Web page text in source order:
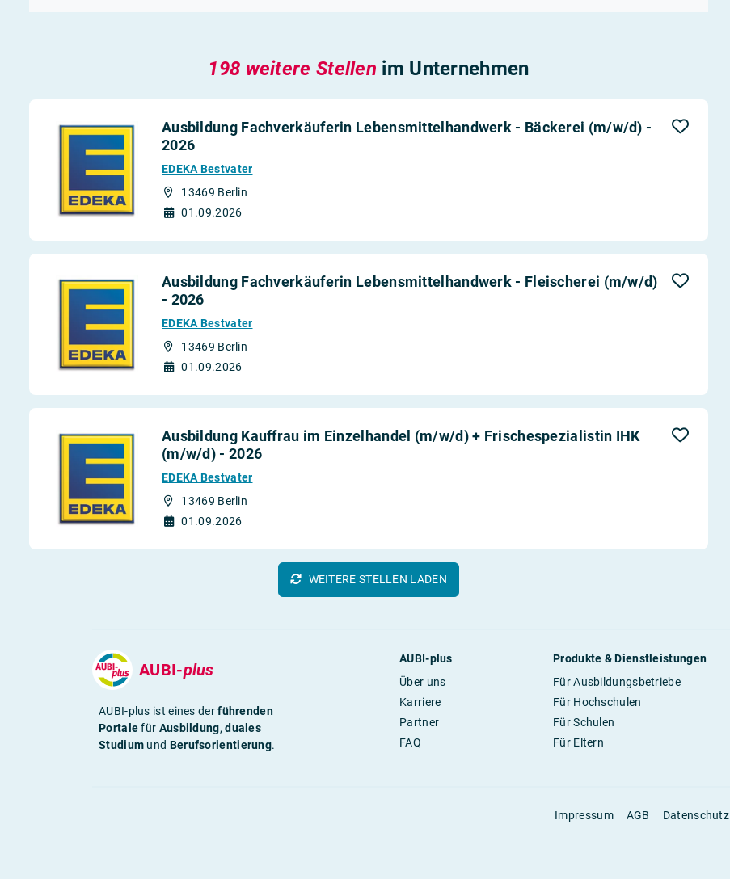
198 weitere Stellen im Unternehmen
Ausbildung Fachverkäuferin Lebensmittelhandwerk - Bäckerei (m/w/d) -
2026
EDEKA Bestvater
13469 Berlin
01.09.2026
Ausbildung Fachverkäuferin Lebensmittelhandwerk - Fleischerei (m/w/d)
- 2026
EDEKA Bestvater
13469 Berlin
01.09.2026
Ausbildung Kauffrau im Einzelhandel (m/w/d) + Frischespezialistin IHK
(m/w/d) - 2026
EDEKA Bestvater
13469 Berlin
01.09.2026
WEITERE STELLEN LADEN
AUBI-plus
AUBI-plus ist eines derführenden
Portalefür Ausbildung,duales
Studium und Berufsorientierung.
AUBI-plus
Über uns
Karriere
Partner
FAQ
Produkte & Dienstleistungen
Für Ausbildungsbetriebe
Für Hochschulen
Für Schulen
Für Eltern
Impressum AGB Datenschutz